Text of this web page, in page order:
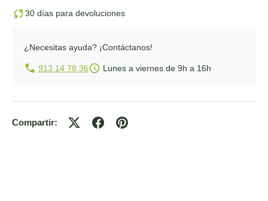
30 días para devoluciones
¿Necesitas ayuda? ¡Contáctanos!
913 14 78 36 Lunes a viernes de 9h a 16h
Compartir: